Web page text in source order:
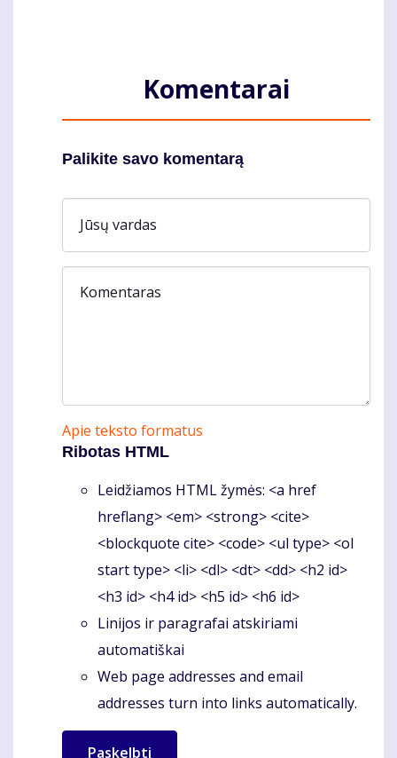
Komentarai
Palikite savo komentarą
Jūsų vardas
Komentaras
Apie teksto formatus
Ribotas HTML
Leidžiamos HTML žymės: <a href
hreflang> <em> <strong> <cite>
<blockquote cite> <code> <ul type> <ol
start type> <li> <dl> <dt> <dd> <h2 id>
<h3 id> <h4 id> <h5 id> <h6 id>
Linijos ir paragrafai atskiriami
automatiškai
Web page addresses and email
addresses turn into links automatically.